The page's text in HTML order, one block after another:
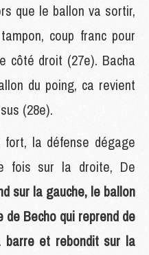
que le ballon va sortir,
coup franc pour
côté droit (27e). Bacha
du poing, ca revient
(28e).
la défense dégage
fois sur la droite, De
sur la gauche, le ballon
Becho qui reprend de
et rebondit sur la